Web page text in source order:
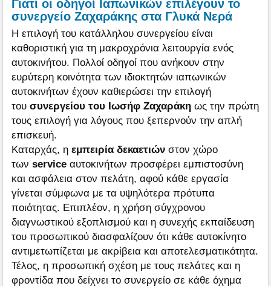
Γιατί οι οδηγοί Ιαπωνικών επιλέγουν το
συνεργείο Ζαχαράκης στα Γλυκά Νερά
Η επιλογή του κατάλληλου συνεργείου είναι
καθοριστική για τη μακροχρόνια λειτουργία ενός
αυτοκινήτου. Πολλοί οδηγοί που ανήκουν στην
ευρύτερη κοινότητα των ιδιοκτητών ιαπωνικών
αυτοκινήτων έχουν καθιερώσει την επιλογή
τουσυνεργείου του Ιωσήφ Ζαχαράκη ως την πρώτη
τους επιλογή για λόγους που ξεπερνούν την απλή
επισκευή.
Καταρχάς, ηεμπειρία δεκαετιών στον χώρο
τωνserviceαυτοκινήτων προσφέρει εμπιστοσύνη
και ασφάλεια στον πελάτη, αφού κάθε εργασία
γίνεται σύμφωνα με τα υψηλότερα πρότυπα
ποιότητας. Επιπλέον, η χρήση σύγχρονου
διαγνωστικού εξοπλισμού και η συνεχής εκπαίδευση
του προσωπικού διασφαλίζουν ότι κάθε αυτοκίνητο
αντιμετωπίζεται με ακρίβεια και αποτελεσματικότητα.
Τέλος, η προσωπική σχέση με τους πελάτες και η
φροντίδα που δείχνει το συνεργείο σε κάθε όχημα